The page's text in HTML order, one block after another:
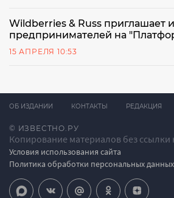
Wildberries & Russ приглашает
предпринимателей на
15 АПРЕЛЯ 10:53
© ИЗВЕСТНО.РУ
Копирование материалов без ссылки
Условия использования сайта
Политика обработки персональных данных
ОБ ИЗДАНИИ КОНТАКТЫ РЕДАКЦИЯ